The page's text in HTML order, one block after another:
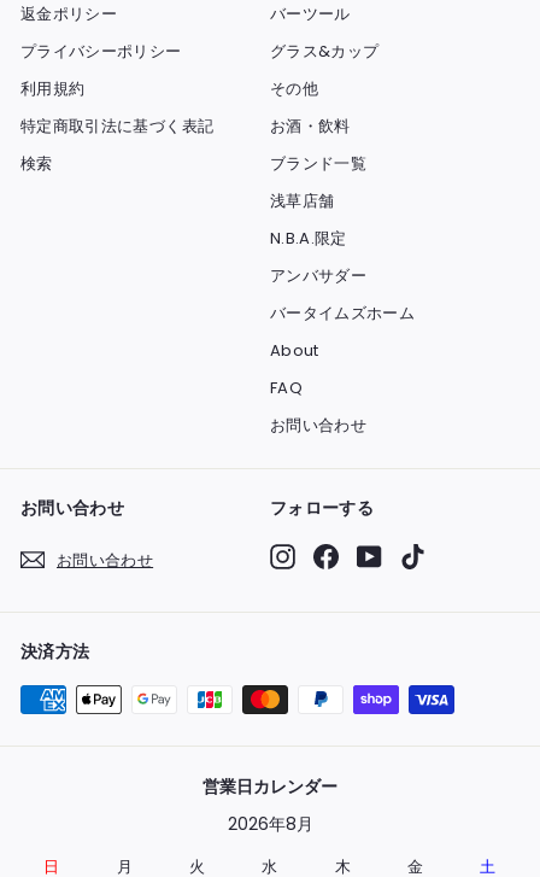
返金ポリシー
プライバシーポリシー
利用規約
特定商取引法に基づく表記
検索
バーツール
グラス&カップ
その他
お酒・飲料
ブランド一覧
浅草店舗
N.B.A.限定
アンバサダー
バータイムズホーム
About
FAQ
お問い合わせ
お問い合わせ
お問い合わせ
フォローする
InstagramFacebook
YouTube
決済方法
営業日カレンダー
2026年8月
日 月 火 水 木 金
土